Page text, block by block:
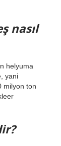
nasıl
helyuma
yani
milyon ton